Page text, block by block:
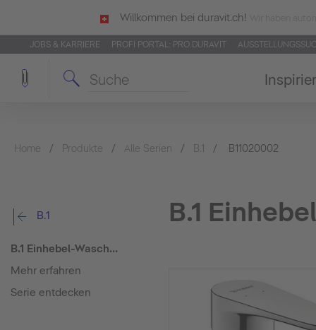
Willkommen bei duravit.ch!
JOBS & KARRIERE PROFI PORTAL: PRO.DURAVIT
Home Produkte Alle Serien B.1 B11020002
B.1
B.1 Einhebel-Waschtischmischer M
Mehr erfahren
Serie entdecken
B.1